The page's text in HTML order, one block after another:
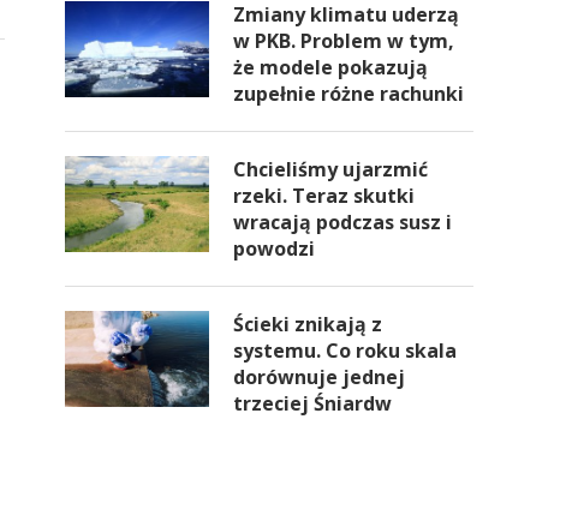
Zmiany klimatu uderzą
w PKB. Problem w tym,
że modele pokazują
zupełnie różne rachunki
Chcieliśmy ujarzmić
rzeki. Teraz skutki
wracają podczas susz i
powodzi
Ścieki znikają z
systemu. Co roku skala
dorównuje jednej
trzeciej Śniardw